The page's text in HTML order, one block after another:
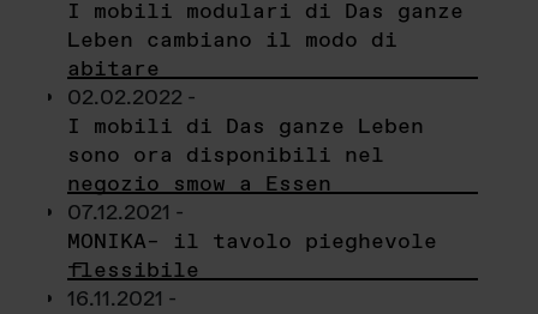
I mobili modulari di Das ganze
Leben cambiano il modo di
abitare
02.02.2022 -
I mobili di Das ganze Leben
sono ora disponibili nel
negozio smow a Essen
07.12.2021 -
MONIKA– il tavolo pieghevole
flessibile
16.11.2021 -